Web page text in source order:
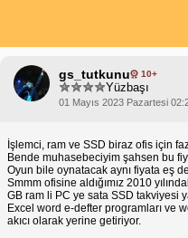
gs_tutkunu 10+
Yüzbaşı
01 Mayıs 2023 Pazartesi
İşlemci, ram ve SSD biraz ofis için
Bende muhasebeciyim şahsen bu
Oyun bile oynatacak aynı fiyata eş
Smmm ofisine aldığımız 2010
GB ram li PC ye sata SSD takviyesi
Excel word e-defter programları ve
akıcı olarak yerine getiriyor.